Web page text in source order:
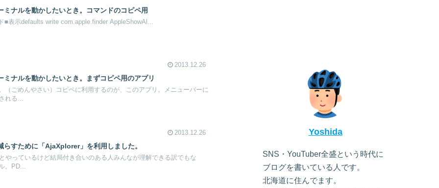
ミナルを動かしたいとき。コマンドのコピペ用
■表示defaults write com.apple.finder AppleShowAl...
2013.12.26
ミナルを動かしたいとき。まずコピペ用のアプリ
（ごめんやさい）コピペに利用するのが、このアプリ。メニューバーに
れる...
2013.12.26
らすために「AjaXplorer」を利用しました。
やっているけど結局付き合いのある人みんなが理解できる訳でもな
。PD...
Yoshida
SNS・YouTuber全盛という時代に
ブログを書いている人です。
北海道に住んでます。